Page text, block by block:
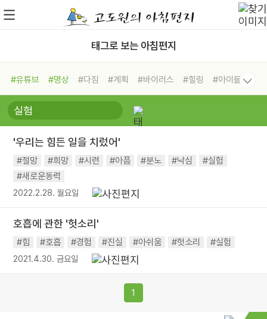
태그로 보는 아침편지
#유튜브 #명상 #다짐 #계획 #바이러스 #힐링
#아이들
#비전캠프
#독서캠프 #삶
#희망
#나눔 #친구 #링컨학교
#독서
#건강 #면역력
'우리는 힘든 일을 치렀어'
#절망 #희망 #시련 #아픔 #분노 #낙심
#실험
#새로운동력
2022.2.28. 월요일
호흡에 관한 '헛소리'
#힘 #호흡 #경험 #진실 #아쉬움 #헛소리 #실험
2021.4.30. 금요일
1